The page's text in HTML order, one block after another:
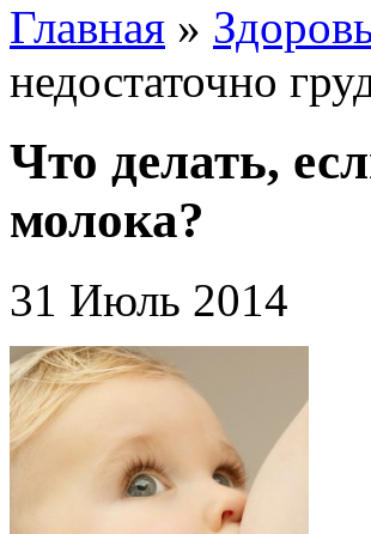
Главная »
недостаточно
Что делать,
молока?
31 Июль 2014